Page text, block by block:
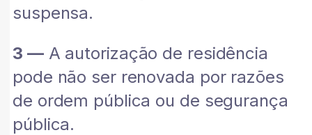
suspensa.
3 —A autorização de residência
pode não ser renovada por razões
de ordem pública ou de segurança
pública.